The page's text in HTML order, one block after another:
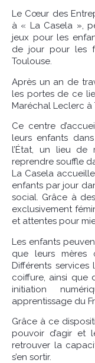
Le Cœur des
à « La Casela »,
jeux pour les
de jour pour les
Toulouse.
Après un an de
les portes de ce
Maréchal Leclerc à
Ce centre
leurs enfants
l’État, un lieu de
reprendre souffle
La Casela
enfants par jour
social. Grâce à
exclusivement
et attentes pour
Les enfants
que leurs
Différents
coiffure, ainsi que
initiation
apprentissage du
Grâce à ce
pouvoir d’agir et
retrouver la
s’en sortir.